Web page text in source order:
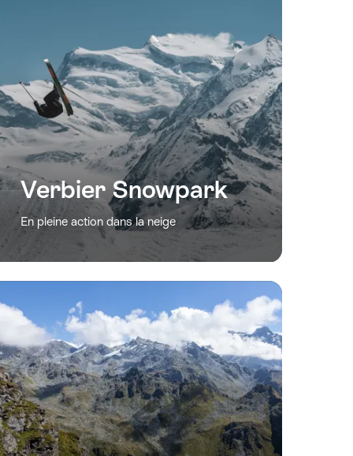
Verbier Snowpark
En pleine action dans la neige